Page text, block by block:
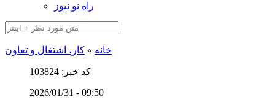
راه نو نیوز
خانه » کار، اشتغال و تعاون
کد خبر: 103824
2026/01/31 - 09:50